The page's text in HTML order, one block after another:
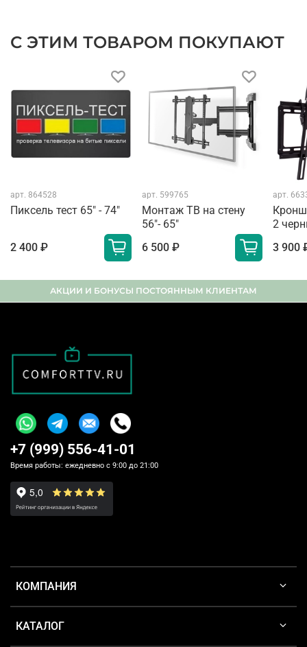
С ЭТИМ ТОВАРОМ ПОКУПАЮТ
арт. 864528
Пиксель тест 65" - 74"
2 400 ₽
арт. 599765
Монтаж ТВ на стену
56"- 65"
6 500 ₽
арт.
2
3 900
АКЦИИ И БОНУСЫ ПОСТОЯННЫМ КЛИЕНТАМ
КОМПАНИЯ
КАТАЛОГ
+7 (999) 556-41-01
Время работы: ежедневно с 9:00 до 21:00